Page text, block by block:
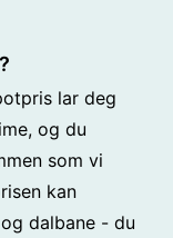
lar deg
og du
som vi
kan
dalbane - du